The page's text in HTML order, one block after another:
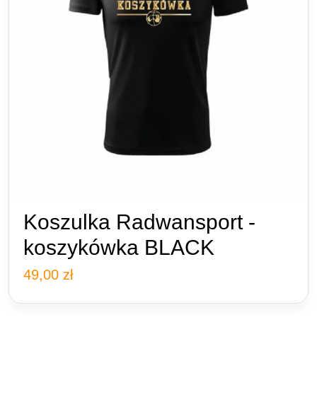
Koszulka Radwansport -
koszykówka BLACK
49,00 zł